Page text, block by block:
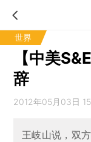
世界
【中美
辞
2012年05月03日
王岐山说，双